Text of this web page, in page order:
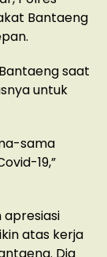
Bantaeng
saat
untuk
sama
19,”
apresiasi
atas kerja